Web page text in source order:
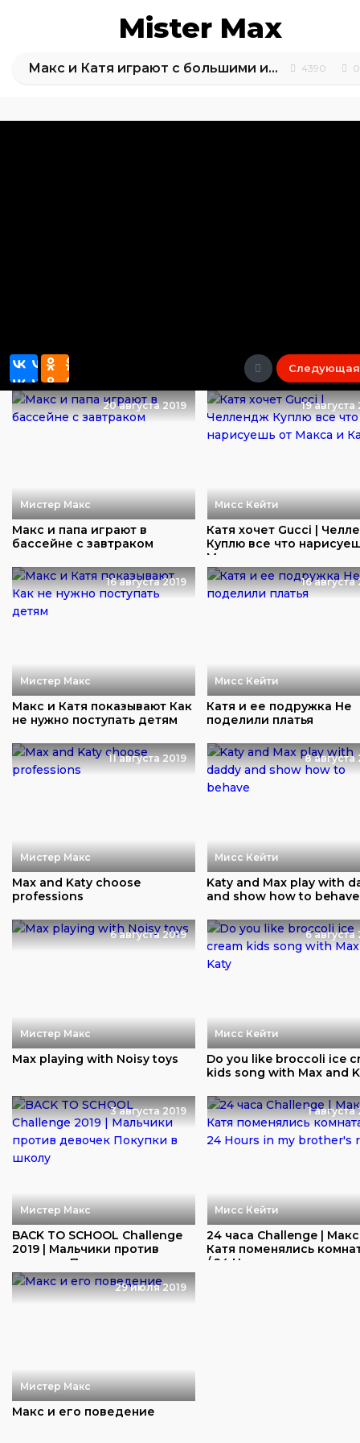
Mister Max
Макс и Катя играют с большими игрушками для улицы 4390
Следующая
20 августа 2019
Мистер Макс
Макс и папа играют в
бассейне с завтраком
19 августа
Мисс Кейти
Катя хочет Gucci |
Куплю все что
Макса...
16 августа 2019
Мистер Макс
Макс и Катя показывают Как
не нужно поступать детям
16 августа
Мисс Кейти
Катя и ее подружка Не
поделили платья
11 августа 2019
Мистер Макс
Max and Katy choose
professions
8 августа
Мисс Кейти
Katy and Max play with
and show how to behave
6 августа 2019
Мистер Макс
Max playing with Noisy toys
6 августа
Мисс Кейти
Do you like broccoli ice
kids song with Max and
3 августа 2019
Мистер Макс
BACK TO SCHOOL Challenge
2019 | Мальчики против
девочек Поку...
1 августа
Мисс Кейти
24 часа Challenge |
Катя поменялись
/ 24 Ho...
29 июля 2019
Мистер Макс
Макс и его поведение